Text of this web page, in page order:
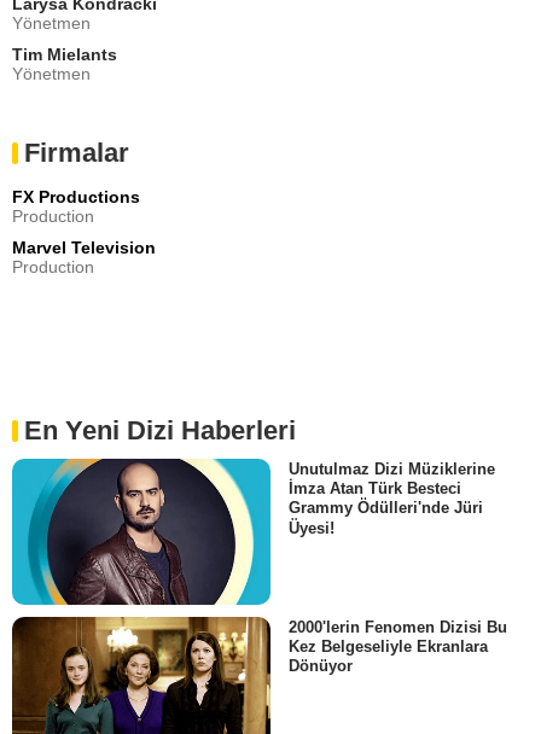
Larysa Kondracki
Yönetmen
Tim Mielants
Yönetmen
Firmalar
FX Productions
Production
Marvel Television
Production
En Yeni Dizi Haberleri
Unutulmaz Dizi Müziklerine
İmza Atan Türk Besteci
Grammy Ödülleri'nde Jüri
Üyesi!
2000'lerin Fenomen Dizisi Bu
Kez Belgeseliyle Ekranlara
Dönüyor